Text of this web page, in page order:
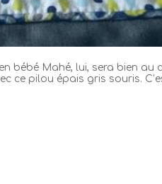
bébé Mahé, lui, sera bien
ce pilou épais gris souris.